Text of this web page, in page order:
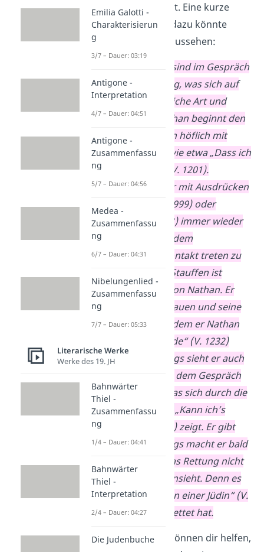
festmachen kannst. Eine kurze
Ausformulierung dazu könnte
folgendermaßen aussehen:
Beide Charaktere sind im Gespräch
zunächst vorsichtig, was sich auf
ganz unterschiedliche Art und
Weise äußert. Nathan beginnt den
Dialog übertrieben höflich mit
vielen Sprüchen
, wie etwa „Dass ich
mich untersteh“ (V. 1201).
Außerdem fragt er mitAusdrücken
wie „Erlaubt“ (V. 1999) oder
„verzeiht“ (V. 1203) immer wieder
um Erlaubnis, mit dem
Tempelherrn in Kontakt treten zu
dürfen. Curd von Stauffen ist
sichtlich genervt von Nathan. Er
drückt sein Misstrauen und seine
Abneigung aus, indem er Nathan
immer nur mit „Jude“ (V. 1232)
anspricht. Allerdings sieht er auch
keine Möglichkeit, dem Gespräch
zu entkommen, was sich durch die
rhetorische Frage„Kann ich’s
wehren?“ (V. 1201) zeigt. Er gibt
also nach, allerdings macht er bald
klar, dass er Rechas Rettung nicht
als eine gute Tat ansieht. Denn es
war „nur das Leben einer Jüdin“ (V.
1219f.), das er gerettet hat.
Folgende Fragen können dir helfen,
Emilia Galotti -
Charakterisierun
g
3/7 – Dauer: 03:19
Antigone -
Interpretation
4/7 – Dauer: 04:51
Antigone -
Zusammenfassu
ng
5/7 – Dauer: 04:56
Medea -
Zusammenfassu
ng
6/7 – Dauer: 04:31
Nibelungenlied -
Zusammenfassu
ng
7/7 – Dauer: 05:33
Literarische Werke
Werke des 19. JH
Bahnwärter
Thiel -
Zusammenfassu
ng
1/4 – Dauer: 04:41
Bahnwärter
Thiel -
Interpretation
2/4 – Dauer: 04:27
Die Judenbuche